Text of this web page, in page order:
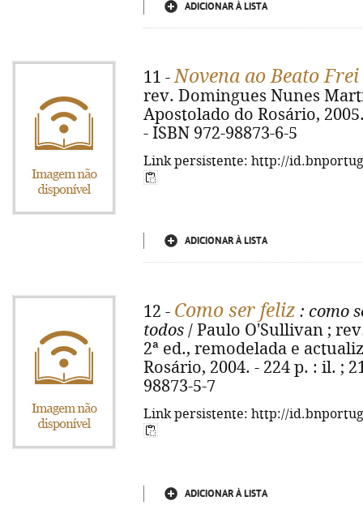
ADICIONAR À LISTA
11 -Novena ao Beato
rev. Domingues Nunes
Apostolado do Rosário,
- ISBN 972-98873-6-5
Link persistente: http://
ADICIONAR À LISTA
12 - Como ser feliz : como
todos / Paulo O'Sullivan ;
2ª ed., remodelada e
Rosário, 2004. - 224 p. : il. ;
98873-5-7
Link persistente: http://
ADICIONAR À LISTA